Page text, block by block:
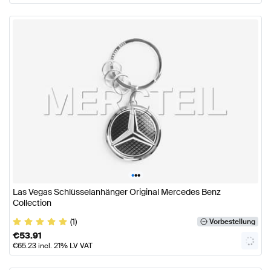
•••
Las Vegas Schlüsselanhänger Original Mercedes Benz
Collection
(1)
Vorbestellung
€53.91
€65.23incl. 21% LV VAT